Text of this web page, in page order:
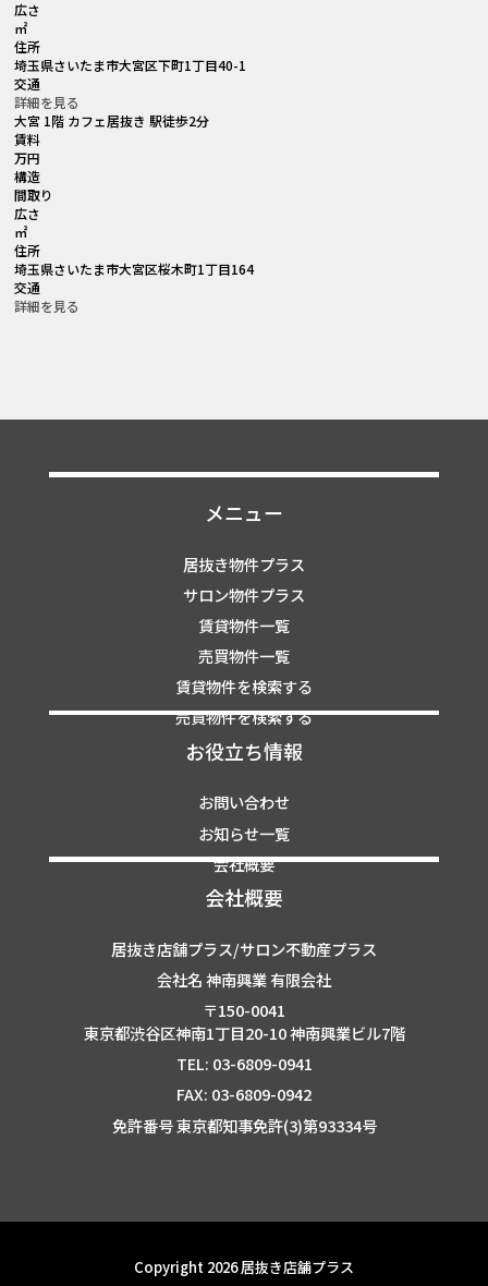
広さ
㎡
住所
埼玉県さいたま市大宮区下町1丁目40-1
交通
詳細を見る
大宮 1階 カフェ居抜き 駅徒歩2分
賃料
万円
構造
間取り
広さ
㎡
住所
埼玉県さいたま市大宮区桜木町1丁目164
交通
詳細を見る
メニュー
居抜き物件プラス
サロン物件プラス
賃貸物件一覧
売買物件一覧
賃貸物件を検索する
売買物件を検索する
お役立ち情報
お問い合わせ
お知らせ一覧
会社概要
会社概要
居抜き店舗プラス/サロン不動産プラス
会社名 神南興業 有限会社
〒150-0041
東京都渋谷区神南1丁目20-10 神南興業ビル7階
TEL: 03-6809-0941
FAX: 03-6809-0942
免許番号 東京都知事免許(3)第93334号
Copyright 2026 居抜き店舗プラス